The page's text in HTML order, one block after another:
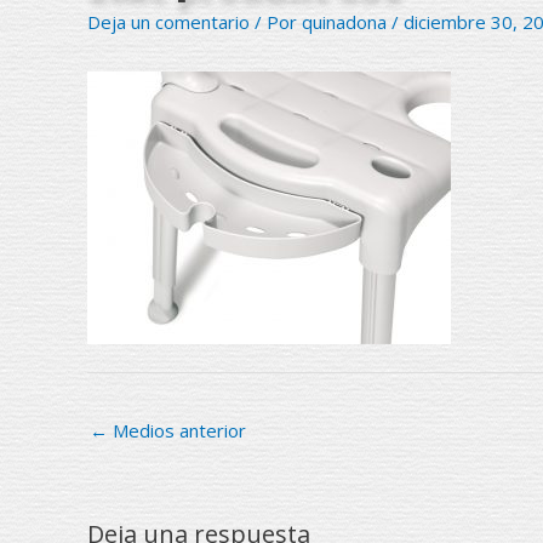
Deja un comentario / Por quinadona / diciembre 30,
← Medios anterior
Deja una respuesta